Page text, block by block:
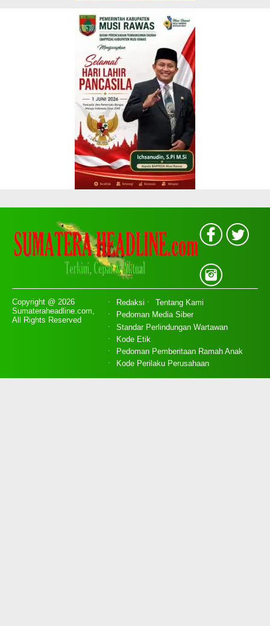
Copyright @ 2026
Sumateraheadline.com,
All Rights Reserved
Redaksi
Tentang Kami
Pedoman Media Siber
Standar Perlindungan Wartawan
Kode Etik
Pedoman Pemberitaan Ramah Anak
Kode Perilaku Perusahaan